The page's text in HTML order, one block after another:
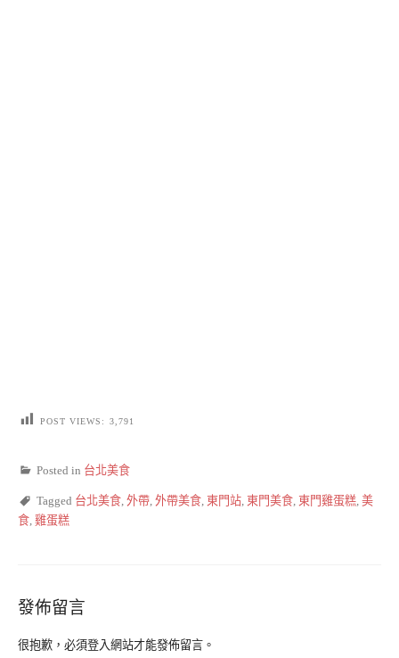
POST VIEWS: 3,791
Posted in 台北美食
Tagged 台北美食, 外帶, 外帶美食, 東門站, 東門美食, 東門雞蛋糕, 美
食, 雞蛋糕
發佈留言
很抱歉，必須登入網站才能發佈留言。